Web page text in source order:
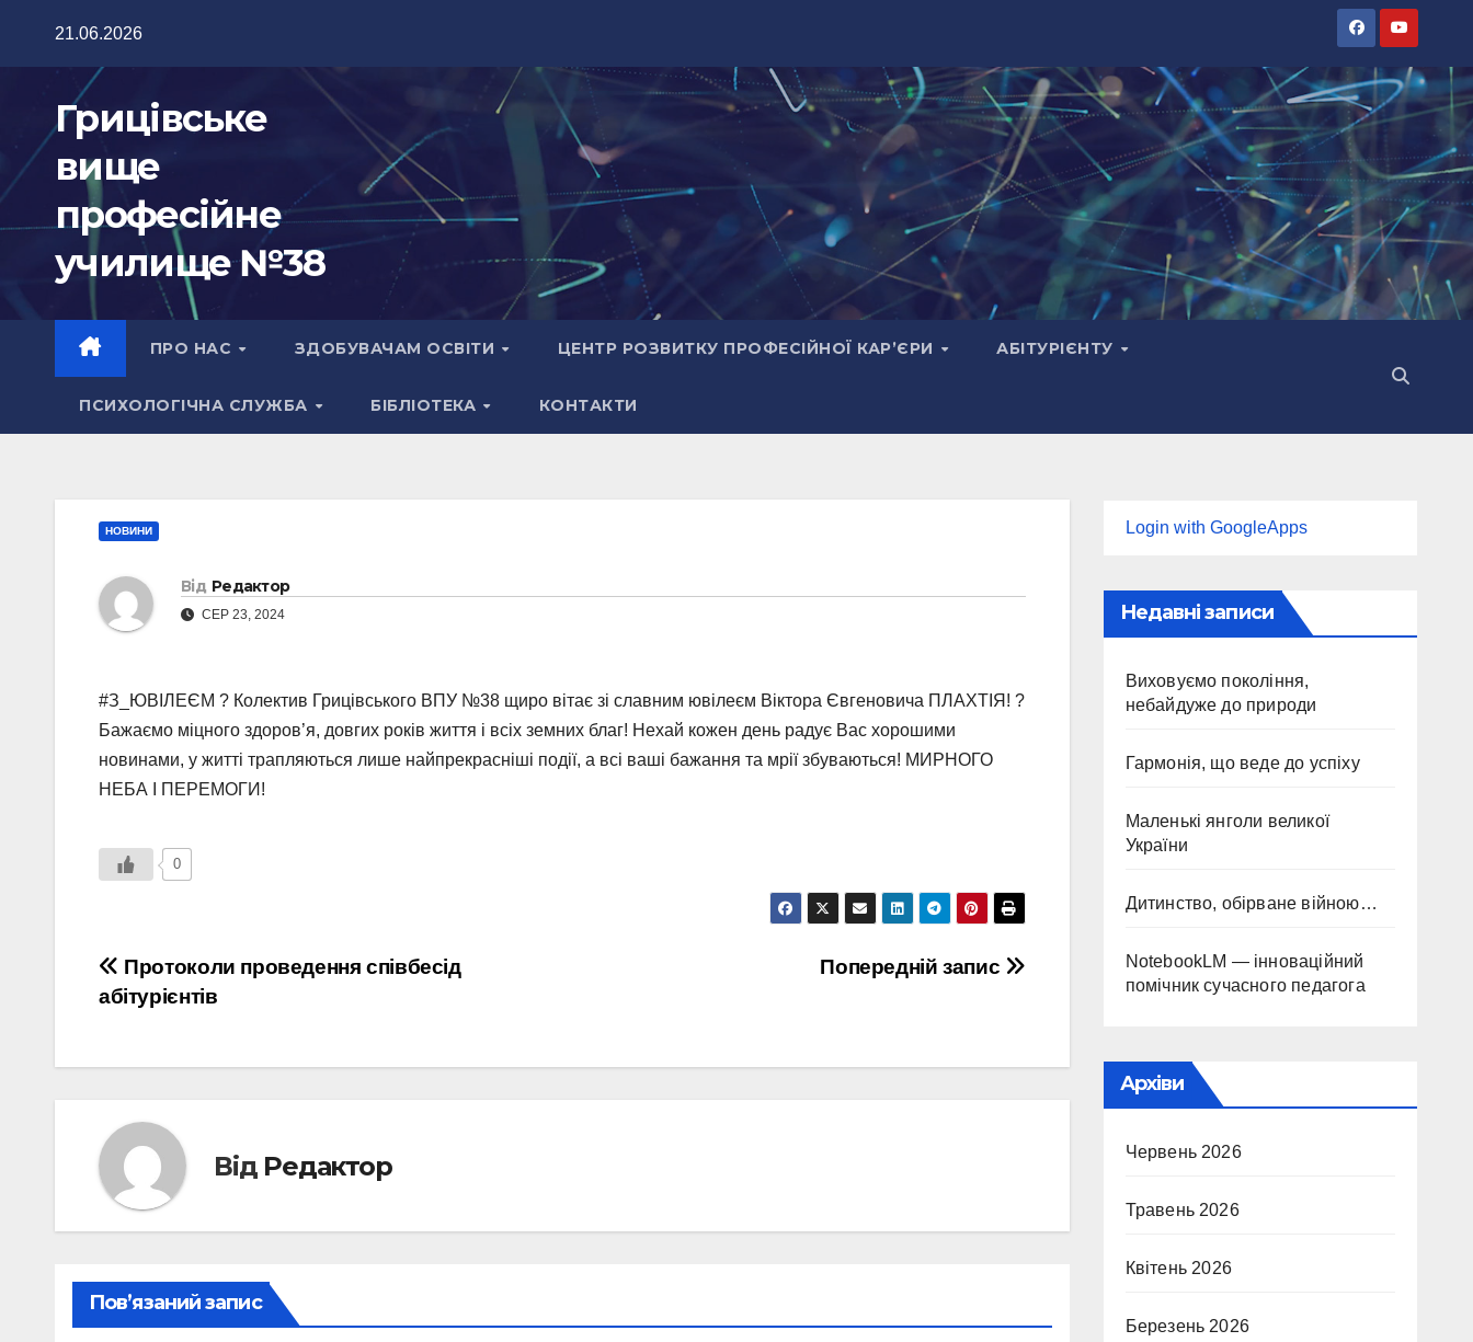
21.06.2026
Грицівське
вище
професійне
училище №38
ПРО НАС ЗДОБУВАЧАМ ОСВІТИ ЦЕНТР РОЗВИТКУ ПРОФЕСІЙНОЇ КАР’ЄРИ АБІТУРІЄНТУ
ПСИХОЛОГІЧНА СЛУЖБА БІБЛІОТЕКА КОНТАКТИ
НОВИНИ
Від Редактор
СЕР 23, 2024
#З_ЮВІЛЕЄМ ? Колектив Грицівського ВПУ №38 щиро вітає зі славним ювілеєм Віктора Євгеновича ПЛАХТІЯ! ?
Бажаємо міцного здоров’я, довгих років життя і всіх земних благ! Нехай кожен день радує Вас хорошими
новинами, у житті трапляються лише найпрекрасніші події, а всі ваші бажання та мрії збуваються! МИРНОГО
НЕБА І ПЕРЕМОГИ!
0
Навігація
записів
Попередній запис
Протоколи проведення співбесід
абітурієнтів
Від Редактор
Пов’язаний запис
Login with GoogleApps
Недавні записи
Виховуємо покоління,
небайдуже до природи
Гармонія, що веде до успіху
Маленькі янголи великої
України
Дитинство, обірване війною…
NotebookLM — інноваційний
помічник сучасного педагога
Архіви
Червень 2026
Травень 2026
Квітень 2026
Березень 2026